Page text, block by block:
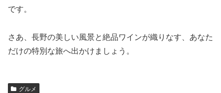
です。
さあ、長野の美しい風景と絶品ワインが織りなす、あなた
だけの特別な旅へ出かけましょう。
グルメ